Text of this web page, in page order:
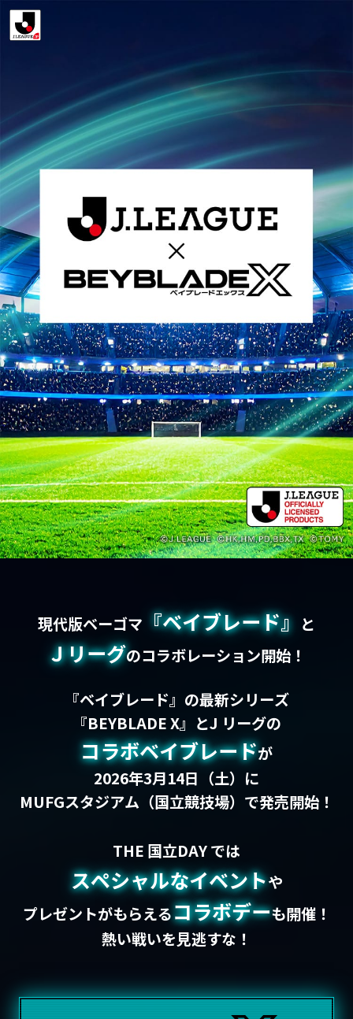
現代版ベーゴマ 『ベイブレード』 と
Ｊリーグのコラボレーション開始！
『ベイブレード』の最新シリーズ
『BEYBLADE X』とJ リーグの
コラボベイブレードが
2026年3月14日（土）に
MUFGスタジアム（国立競技場）で発売開始！
THE 国立DAY では
スペシャルなイベントや
プレゼントがもらえるコラボデーも開催！
熱い戦いを見逃すな！